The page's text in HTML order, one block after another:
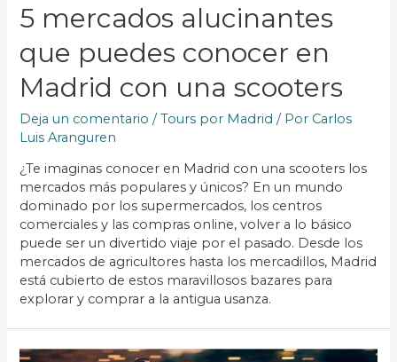
5 mercados alucinantes
que puedes conocer en
Madrid con una scooters
Deja un comentario /Tours por Madrid / Por Carlos
Luis Aranguren
¿Te imaginas conocer en Madrid con una scooters los
mercados más populares y únicos? En un mundo
dominado por los supermercados, los centros
comerciales y las compras online, volver a lo básico
puede ser un divertido viaje por el pasado. Desde los
mercados de agricultores hasta los mercadillos, Madrid
está cubierto de estos maravillosos bazares para
explorar y comprar a la antigua usanza.